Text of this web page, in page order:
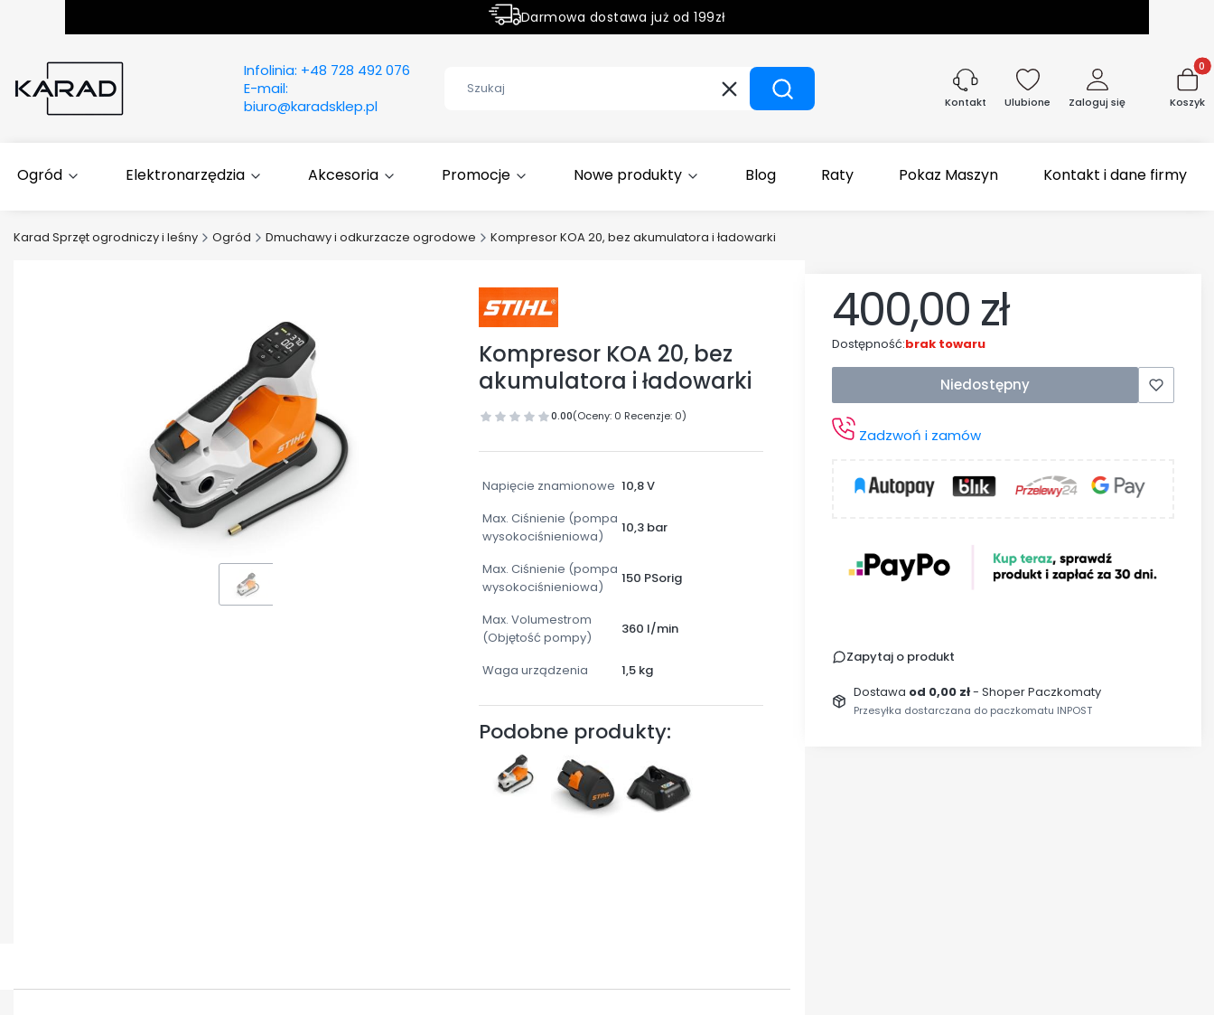
Darmowa dostawa już od 199zł
Infolinia: +48 728 492 076
E-mail:
biuro@karadsklep.pl
WyczyśćSzukaj Kontakt Ulubione Zaloguj się Koszyk
Ogród Elektronarzędzia Akcesoria Promocje Nowe produkty Blog Raty Pokaz Maszyn Kontakt i dane firmy
Karad Sprzęt ogrodniczy i leśny Ogród Dmuchawy i odkurzacze ogrodowe Kompresor KOA 20, bez akumulatora i ładowarki
Kompresor KOA 20, bez
akumulatora i ładowarki
0.00(Oceny: 0 Recenzje: 0)
Napięcie znamionowe 10,8 V
Max. Ciśnienie (pompa
wysokociśnieniowa)
10,3 bar
Max. Ciśnienie (pompa
wysokociśnieniowa)
150 PSorig
Max. Volumestrom
(Objętość pompy)
360 l/min
Waga urządzenia 1,5 kg
Podobne produkty:
400,00 zł
Dostępność:brak towaru
Niedostępny
Zadzwoń i zamów
Zapytaj o produkt
Dostawa od 0,00 zł- Shoper Paczkomaty
Przesyłka dostarczana do paczkomatu INPOST